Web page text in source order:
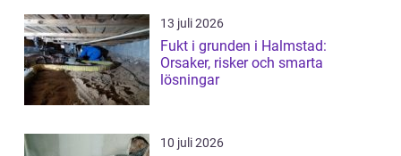
13 juli 2026
Fukt i grunden i Halmstad:
Orsaker, risker och smarta
lösningar
10 juli 2026